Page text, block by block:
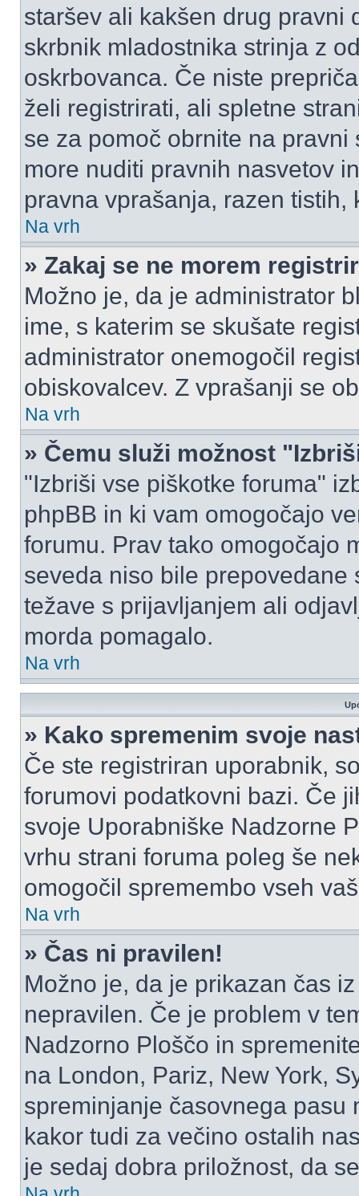
staršev ali kakšen drug pravni
skrbnik mladostnika strinja z
oskrbovanca. Če niste
želi registrirati, ali spletne
se za pomoč obrnite na
more nuditi pravnih nasvetov
pravna vprašanja, razen tistih,
Na vrh
» Zakaj se ne morem
Možno je, da je administrator
ime, s katerim se skušate
administrator onemogočil
obiskovalcev. Z vprašanji se
Na vrh
» Čemu služi možnost
"Izbriši vse piškotke foruma"
phpBB in ki vam omogočajo
forumu. Prav tako omogočajo
seveda niso bile
težave s prijavljanjem ali
morda pomagalo.
Na vrh
» Kako spremenim svoje
Če ste registriran uporabnik,
forumovi podatkovni bazi. Če
svoje Uporabniške Nadzorne
vrhu strani foruma poleg še
omogočil spremembo vseh
Na vrh
» Čas ni pravilen!
Možno je, da je prikazan čas
nepravilen. Če je problem v
Nadzorno Ploščo in
na London, Pariz, New York,
spreminjanje časovnega pasu
kakor tudi za večino ostalih
je sedaj dobra priložnost, da